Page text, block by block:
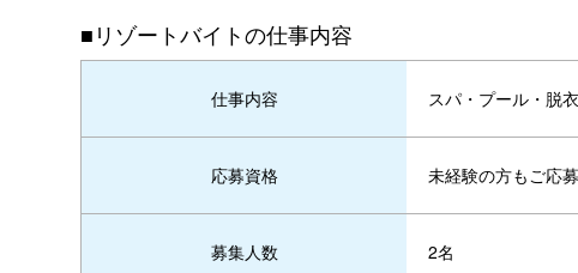
■リゾートバイトの仕事内容
仕事内容 スパ・プール・脱
応募資格 未経験の方もご応募
募集人数 2名